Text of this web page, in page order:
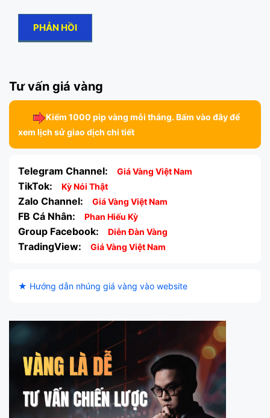
Tư vấn giá vàng
Kiếm 1000 pip vàng mỗi tháng. Bấm vào đây để
xem lịch sử giao dịch chi tiết
Telegram Channel: Giá Vàng Việt Nam
TikTok: Kỳ Nói Thật
Zalo Channel: Giá Vàng Việt Nam
FB Cá Nhân: Phan Hiếu Kỳ
Group Facebook: Diễn Đàn Vàng
TradingView: Giá Vàng Việt Nam
★ Hướng dẫn nhúng giá vàng vào website